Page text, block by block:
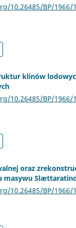
10.26485/BP/1966/
klinów
10.26485/BP/1966/
oraz
masywu
10.26485/BP/1966/